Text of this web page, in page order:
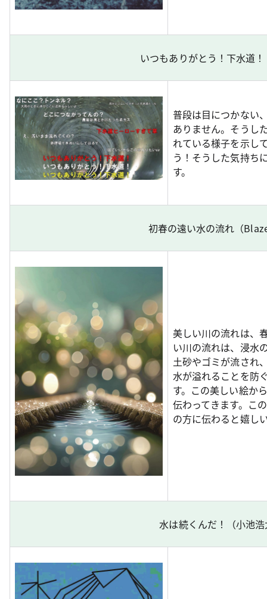
いつもありがとう！下水道
普段は目につかない
ありません。そうし
れている様子を示し
う！そうした気持ち
す。
初春の遠い水の流れ（
美しい川の流れは、
い川の流れは、浸水
土砂やゴミが流され
水が溢れることを防
す。この美しい絵か
伝わってきます。こ
の方に伝わると嬉し
水は続くんだ！（小池